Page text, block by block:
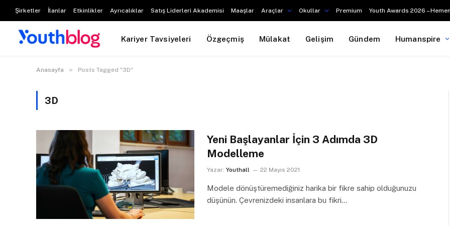
Şirketler İlanlar Etkinlikler Ayrıcalıklar Satış Liderleri Akademisi Maaşlar Araçlar Okullar Premium Youth Awards 2026 –
Kariyer Tavsiyeleri Özgeçmiş Mülakat Gelişim Gündem Humanspire
Anasayfa » Posts Tagged "3D"
3D
Yeni Başlayanlar İçin 3 Adımda 3D
Modelleme
Yazar: Youthall 22 Mayıs 2021
Modele dönüştüremediğiniz harika bir fikre sahip olduğunuzu
düşünün. Çevrenizdeki insanlara bu fikri…